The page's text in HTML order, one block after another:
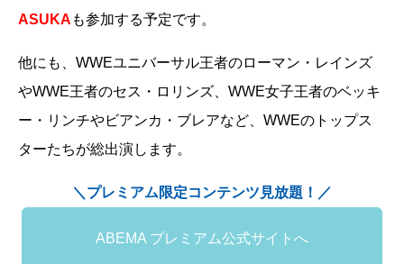
ASUKA も参加する予定です。
他にも、WWEユニバーサル王者のローマン・レインズ
やWWE王者のセス・ロリンズ、WWE女子王者のベッキ
ー・リンチやビアンカ・ブレアなど、WWEのトップス
ターたちが総出演します。
＼プレミアム限定コンテンツ見放題！／
ABEMA プレミアム公式サイトへ